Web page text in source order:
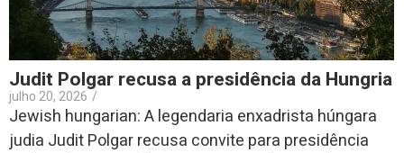
Judit Polgar recusa a presidência da Hungria
julho 20, 2026 /
Jewish hungarian: A legendaria enxadrista húngara
judia Judit Polgar recusa convite para presidência